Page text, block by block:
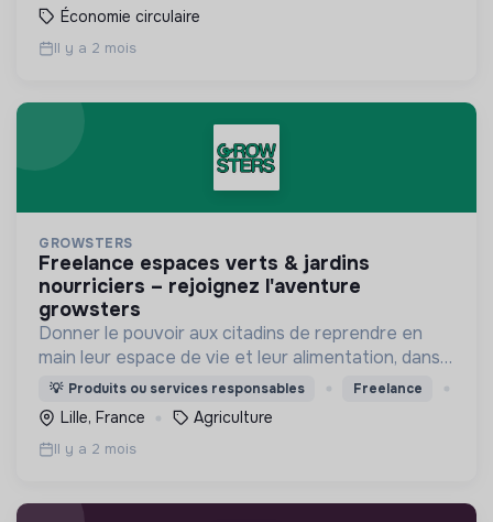
Économie circulaire
Il y a 2 mois
GROWSTERS
freelance espaces verts & jardins
nourriciers – rejoignez l'aventure
growsters
Donner le pouvoir aux citadins de reprendre en
main leur espace de vie et leur alimentation, dans
les villes du 21ème siècle 🌱
💡 Produits ou services responsables Freelance
Lille, France Agriculture
Il y a 2 mois